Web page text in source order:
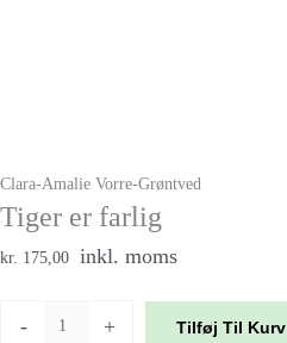
Clara-Amalie Vorre-Grøntved
Tiger er farlig
kr. 175,00 inkl. moms
- + Tilføj Til Kurv